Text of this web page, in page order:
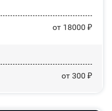
от 18000 ₽
от 300 ₽